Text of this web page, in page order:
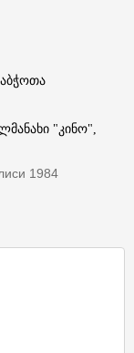
"კინო",
1984